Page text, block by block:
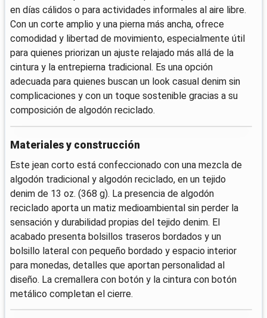
en días cálidos o para actividades informales al aire libre.
Con un corte amplio y una pierna más ancha, ofrece
comodidad y libertad de movimiento, especialmente útil
para quienes priorizan un ajuste relajado más allá de la
cintura y la entrepierna tradicional. Es una opción
adecuada para quienes buscan un look casual denim sin
complicaciones y con un toque sostenible gracias a su
composición de algodón reciclado.
Materiales y construcción
Este jean corto está confeccionado con una mezcla de
algodón tradicional y algodón reciclado, en un tejido
denim de 13 oz. (368 g). La presencia de algodón
reciclado aporta un matiz medioambiental sin perder la
sensación y durabilidad propias del tejido denim. El
acabado presenta bolsillos traseros bordados y un
bolsillo lateral con pequeño bordado y espacio interior
para monedas, detalles que aportan personalidad al
diseño. La cremallera con botón y la cintura con botón
metálico completan el cierre.